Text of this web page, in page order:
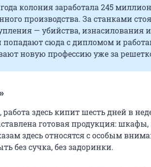
колония заработала 245
производства. За станками
— убийства, изнасилования и
сюда с дипломом и
новую профессию уже за
здесь кипит шесть дней в
готовая продукция:
здесь относятся с особым
без сучка, без задоринки.